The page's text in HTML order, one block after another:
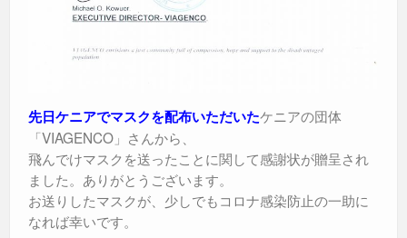
先日ケニアでマスクを配布いただいたケニアの団体
「VIAGENCO」さんから、
飛んでけマスクを送ったことに関して感謝状が贈呈され
ました。ありがとうございます。
お送りしたマスクが、少しでもコロナ感染防止の一助に
なれば幸いです。